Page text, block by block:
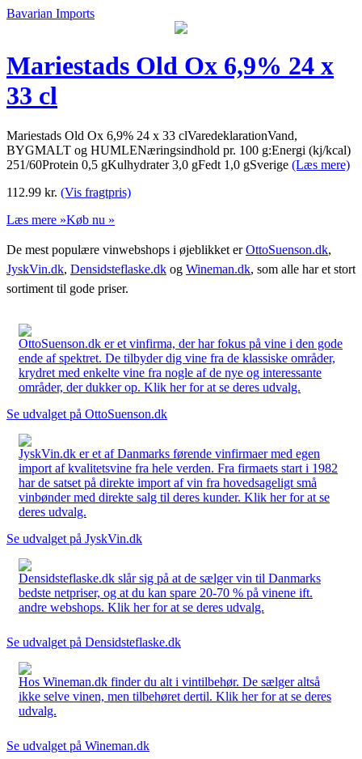
Bavarian Imports
Mariestads Old Ox 6,9% 24 x
33 cl
Mariestads Old Ox 6,9% 24 x 33 clVaredeklarationVand,
BYGMALT og HUMLENæringsindhold pr. 100 g:Energi (kj/kcal)
251/60Protein 0,5 gKulhydrater 3,0 gFedt 1,0 gSverige (Læs mere)
112.99 kr. (Vis fragtpris)
Læs mere »Køb nu »
De mest populære vinwebshops i øjeblikket erOttoSuenson.dk,
JyskVin.dk, Densidsteflaske.dk og Wineman.dk, som alle har et stort
sortiment til gode priser.
OttoSuenson.dk er et vinfirma, der har fokus på vine i den gode
ende af spektret. De tilbyder dig vine fra de klassiske områder,
krydret med enkelte vine fra nogle af de nye og interessante
områder, der dukker op. Klik her for at se deres udvalg.
Se udvalget på OttoSuenson.dk
JyskVin.dk er et af Danmarks førende vinfirmaer med egen
import af kvalitetsvine fra hele verden. Fra firmaets start i 1982
har de satset på direkte import af vin fra hovedsageligt små
vinbønder med direkte salg til deres kunder. Klik her for at se
deres udvalg.
Se udvalget på JyskVin.dk
Densidsteflaske.dk slår sig på at de sælger vin til Danmarks
bedste netpriser, og at du kan spare 20-70 % på vinene ift.
andre webshops. Klik her for at se deres udvalg.
Se udvalget på Densidsteflaske.dk
Hos Wineman.dk finder du alt i vintilbehør. De sælger altså
ikke selve vinen, men tilbehøret dertil. Klik her for at se deres
udvalg.
Se udvalget på Wineman.dk